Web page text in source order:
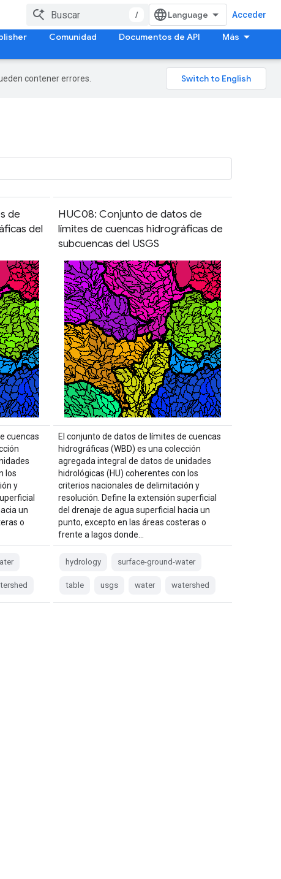
/ Acceder
Comunidad Documentos de API Más
contener errores.
de
del
cuencas
los
y
un
o
HUC08: Conjunto de datos de
límites de cuencas hidrográficas de
subcuencas del USGS
El conjunto de datos de límites de cuencas
hidrográficas (WBD) es una colección
agregada integral de datos de unidades
hidrológicas (HU) coherentes con los
criterios nacionales de delimitación y
resolución. Define la extensión superficial
del drenaje de agua superficial hacia un
punto, excepto en las áreas costeras o
frente a lagos donde…
hydrology surface-ground-water
table usgs water watershed